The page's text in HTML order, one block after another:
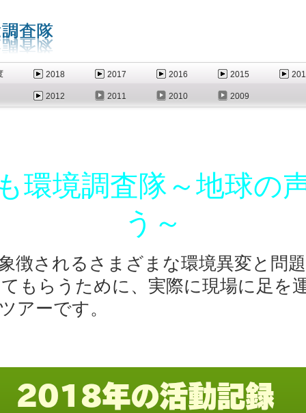
2018 2017 2016 2015
2012 2011 2010 2009
環境調査隊～地球の
う～
されるさまざまな環境異変と問
もらうために、実際に現場に足を
アーです。